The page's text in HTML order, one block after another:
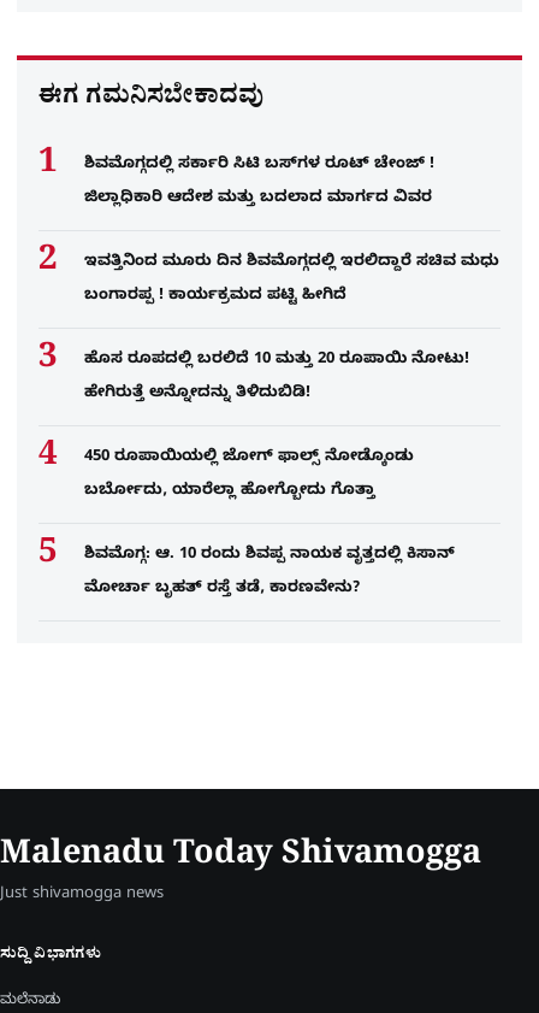
ಈಗ ಗಮನಿಸಬೇಕಾದವು
ಶಿವಮೊಗ್ಗದಲ್ಲಿ ಸರ್ಕಾರಿ ಸಿಟಿ ಬಸ್​ಗಳ ರೂಟ್ ಚೇಂಜ್ !
ಜಿಲ್ಲಾಧಿಕಾರಿ ಆದೇಶ ಮತ್ತು ಬದಲಾದ ಮಾರ್ಗದ ವಿವರ
ಇವತ್ತಿನಿಂದ ಮೂರು ದಿನ ಶಿವಮೊಗ್ಗದಲ್ಲಿ ಇರಲಿದ್ದಾರೆ ಸಚಿವ ಮಧು
ಬಂಗಾರಪ್ಪ ! ಕಾರ್ಯಕ್ರಮದ ಪಟ್ಟಿ ಹೀಗಿದೆ
ಹೊಸ ರೂಪದಲ್ಲಿ ಬರಲಿದೆ 10 ಮತ್ತು 20 ರೂಪಾಯಿ ನೋಟು!
ಹೇಗಿರುತ್ತೆ ಅನ್ನೋದನ್ನು ತಿಳಿದುಬಿಡಿ!
450 ರೂಪಾಯಿಯಲ್ಲಿ ಜೋಗ್​ ಫಾಲ್ಸ್​ ನೋಡ್ಕೊಂಡು
ಬರ್ಬೋದು, ಯಾರೆಲ್ಲಾ ಹೋಗ್ಬೋದು ಗೊತ್ತಾ
ಶಿವಮೊಗ್ಗ: ಆ. 10 ರಂದು ಶಿವಪ್ಪ ನಾಯಕ ವೃತ್ತದಲ್ಲಿ ಕಿಸಾನ್
ಮೋರ್ಚಾ ಬೃಹತ್ ರಸ್ತೆ ತಡೆ, ಕಾರಣವೇನು?
Malenadu Today Shivamogga
Just shivamogga news
ಸುದ್ದಿ ವಿಭಾಗಗಳು
ಮಲೆನಾಡು